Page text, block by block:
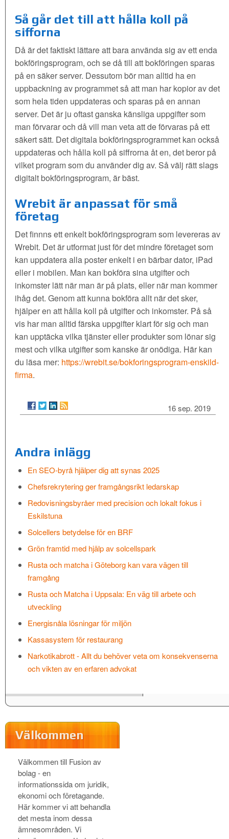
Så går det till att hålla koll på
sifforna
Då är det faktiskt lättare att bara använda sig av ett enda
bokföringsprogram, och se då till att bokföringen sparas
på en säker server. Dessutom bör man alltid ha en
uppbackning av programmet så att man har kopior av det
som hela tiden uppdateras och sparas på en annan
server. Det är ju oftast ganska känsliga uppgifter som
man förvarar och då vill man veta att de förvaras på ett
säkert sätt. Det digitala bokföringsprogrammet kan också
uppdateras och hålla koll på siffrorna åt en, det beror på
vilket program som du använder dig av. Så välj rätt slags
digitalt bokföringsprogram, är bäst.
Wrebit är anpassat för små
företag
Det finnns ett enkelt bokföringsprogram som levereras av
Wrebit. Det är utformat just för det mindre företaget som
kan uppdatera alla poster enkelt i en bärbar dator, iPad
eller i mobilen. Man kan bokföra sina utgifter och
inkomster lätt när man är på plats, eller när man kommer
ihåg det. Genom att kunna bokföra allt när det sker,
hjälper en att hålla koll på utgifter och inkomster. På så
vis har man alltid färska uppgifter klart för sig och man
kan upptäcka vilka tjänster eller produkter som lönar sig
mest och vilka utgifter som kanske är onödiga. Här kan
du läsa mer: https://wrebit.se/bokforingsprogram-enskild-
firma.
16 sep. 2019
Andra inlägg
En SEO-byrå hjälper dig att synas 2025
Chefsrekrytering ger framgångsrikt ledarskap
Redovisningsbyråer med precision och lokalt fokus i
Eskilstuna
Solcellers betydelse för en BRF
Grön framtid med hjälp av solcellspark
Rusta och matcha i Göteborg kan vara vägen till
framgång
Rusta och Matcha i Uppsala: En väg till arbete och
utveckling
Energisnåla lösningar för miljön
Kassasystem för restaurang
Narkotikabrott - Allt du behöver veta om konsekvenserna
och vikten av en erfaren advokat
Välkommen
Välkommen till Fusion av
bolag - en
informationssida om juridik,
ekonomi och företagande.
Här kommer vi att behandla
det mesta inom dessa
ämnesområden. Vi